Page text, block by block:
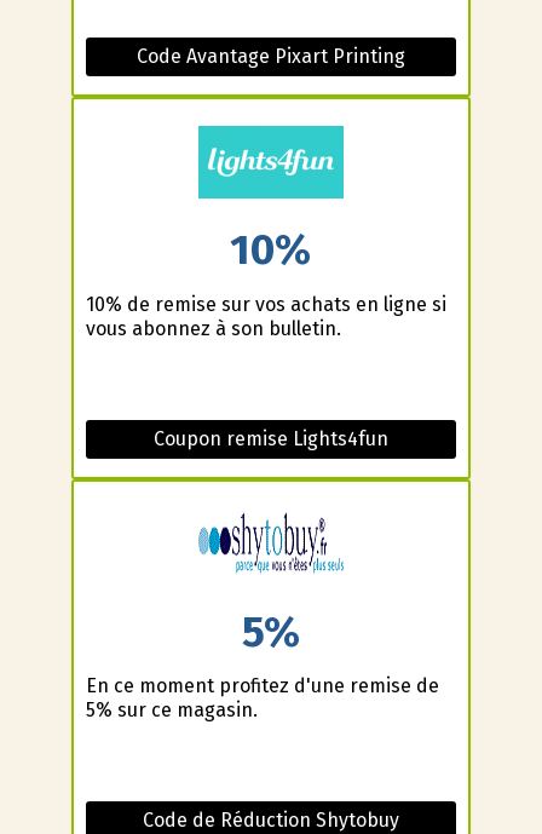
Code Avantage Pixart Printing
10%
10% de remise sur vos achats en ligne si
vous abonnez à son bulletin.
Coupon remise Lights4fun
5%
En ce moment profitez d'une remise de
5% sur ce magasin.
Code de Réduction Shytobuy